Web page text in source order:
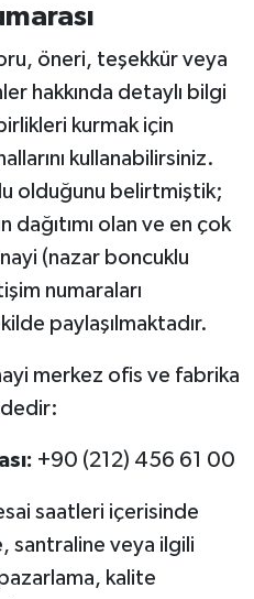
öneri, teşekkür veya
hakkında detaylı bilgi
kurmak için
kullanabilirsiniz.
olduğunu belirtmiştik;
dağıtımı olan ve en çok
(nazar boncuklu
numaraları
paylaşılmaktadır.
merkez ofis ve fabrika
+90 (212) 456 61 00
saatleri içerisinde
santraline veya ilgili
kalite